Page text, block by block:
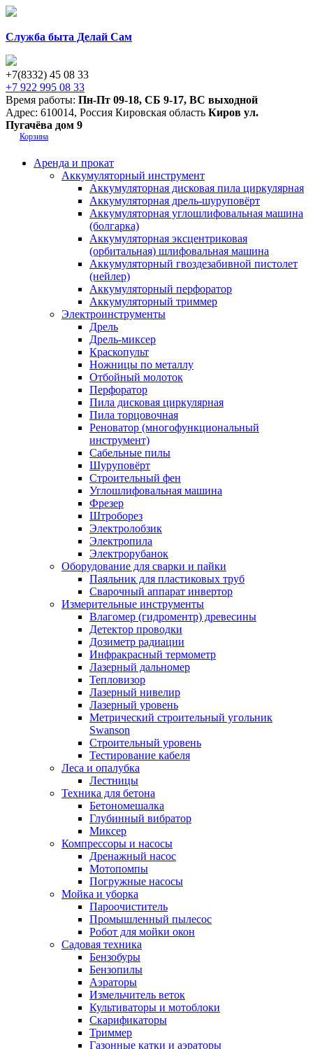
Служба быта Делай Сам
+7(8332) 45 08 33
+7 922 995 08 33
Время работы: Пн-Пт 09-18, СБ 9-17, ВС выходной
Адрес: 610014, Россия Кировская область Киров ул.
Пугачёва дом 9
Корзина
Аренда и прокат
Аккумуляторный инструмент
Аккумуляторная дисковая пила циркулярная
Аккумуляторная дрель-шуруповёрт
Аккумуляторная углошлифовальная машина
(болгарка)
Аккумуляторная эксцентриковая
(орбитальная) шлифовальная машина
Аккумуляторный гвоздезабивной пистолет
(нейлер)
Аккумуляторный перфоратор
Аккумуляторный триммер
Электроинструменты
Дрель
Дрель-миксер
Краскопульт
Ножницы по металлу
Отбойный молоток
Перфоратор
Пила дисковая циркулярная
Пила торцовочная
Реноватор (многофункциональный
инструмент)
Сабельные пилы
Шуруповёрт
Строительный фен
Углошлифовальная машина
Фрезер
Штроборез
Электролобзик
Электропила
Электрорубанок
Оборудование для сварки и пайки
Паяльник для пластиковых труб
Сварочный аппарат инвертор
Измерительные инструменты
Влагомер (гидроментр) древесины
Детектор проводки
Дозиметр радиации
Инфракрасный термометр
Лазерный дальномер
Тепловизор
Лазерный нивелир
Лазерный уровень
Метрический строительный угольник
Swanson
Строительный уровень
Тестирование кабеля
Леса и опалубка
Лестницы
Техника для бетона
Бетономешалка
Глубинный вибратор
Миксер
Компрессоры и насосы
Дренажный насос
Мотопомпы
Погружные насосы
Мойка и уборка
Пароочиститель
Промышленный пылесос
Робот для мойки окон
Садовая техника
Бензобуры
Бензопилы
Аэраторы
Измельчитель веток
Культиваторы и мотоблоки
Скарификаторы
Триммер
Газонные катки и аэраторы